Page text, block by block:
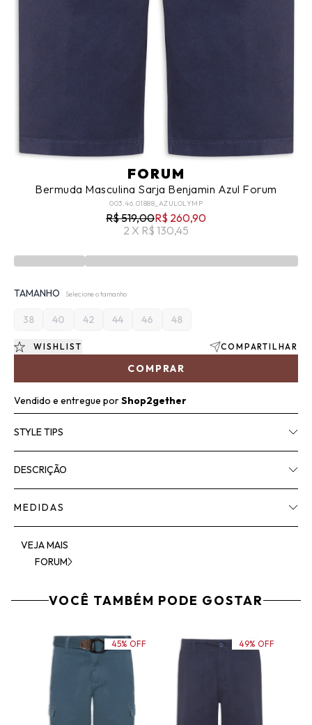
FORUM
Bermuda Masculina Sarja Benjamin Azul Forum
003.46.01888_AZULOLYMP
R$ 519,00R$ 260,90
2 X R$ 130,45
TAMANHO Selecione o tamanho
38 40 42 44 46 48
COMPRAR
WISHLIST COMPARTILHAR
Vendido e entregue porShop2gether
STYLE TIPS
DESCRIÇÃO
MEDIDAS
VEJA MAIS
FORUM
VOCÊ TAMBÉM PODE GOSTAR
45% OFF 49% OFF